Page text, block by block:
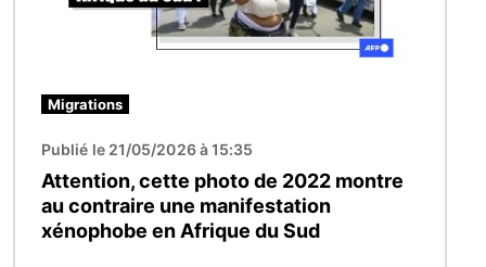
Migrations
Publié le 21/05/2026 à 15:35
Attention, cette photo de 2022 montre
au contraire une manifestation
xénophobe en Afrique du Sud